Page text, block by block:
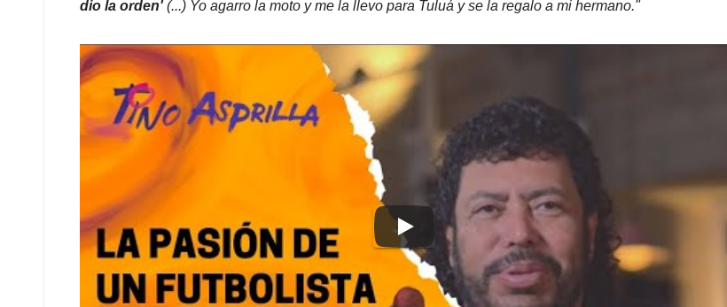
dio la orden'(...) Yo agarro la moto y me la llevo para Tuluá y se la regalo a mi hermano."